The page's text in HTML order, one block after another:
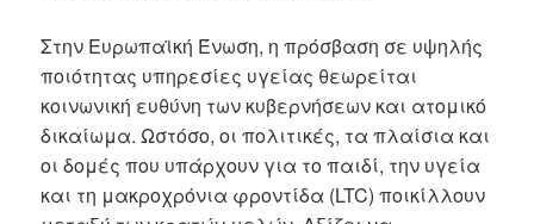
Στην Ευρωπαϊκή Ένωση, η πρόσβαση σε υψηλής
ποιότητας υπηρεσίες υγείας θεωρείται
κοινωνική ευθύνη των κυβερνήσεων και ατομικό
δικαίωμα. Ωστόσο, οι πολιτικές, τα πλαίσια και
οι δομές που υπάρχουν για το παιδί, την υγεία
και τη μακροχρόνια φροντίδα (LTC) ποικίλλουν